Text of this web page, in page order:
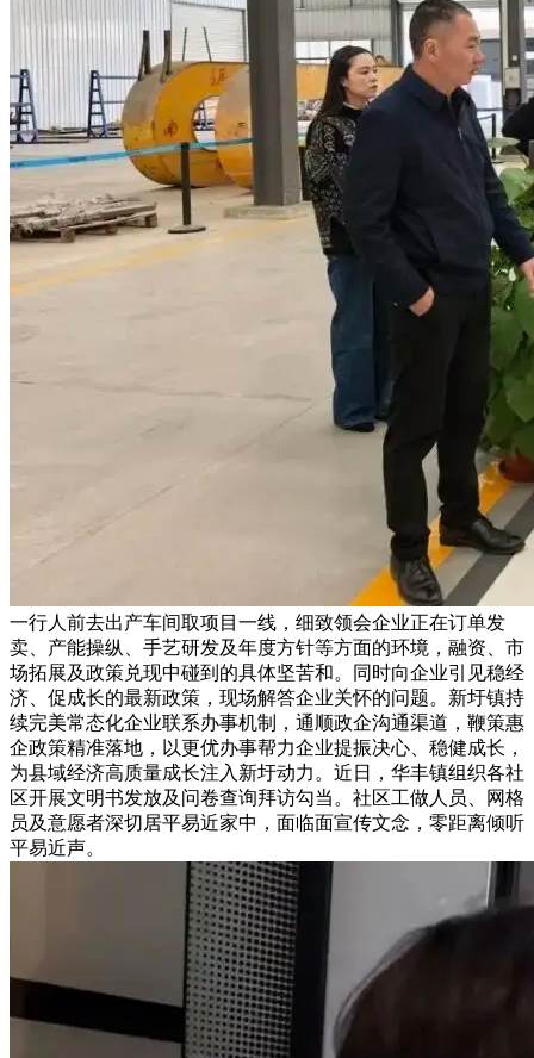
一行人前去出产车间取项目一线，细致领会企业正在订单发
卖、产能操纵、手艺研发及年度方针等方面的环境，融资、市
场拓展及政策兑现中碰到的具体坚苦和。同时向企业引见稳经
济、促成长的最新政策，现场解答企业关怀的问题。新圩镇持
续完美常态化企业联系办事机制，通顺政企沟通渠道，鞭策惠
企政策精准落地，以更优办事帮力企业提振决心、稳健成长，
为县域经济高质量成长注入新圩动力。近日，华丰镇组织各社
区开展文明书发放及问卷查询拜访勾当。社区工做人员、网格
员及意愿者深切居平易近家中，面临面宣传文念，零距离倾听
平易近声。